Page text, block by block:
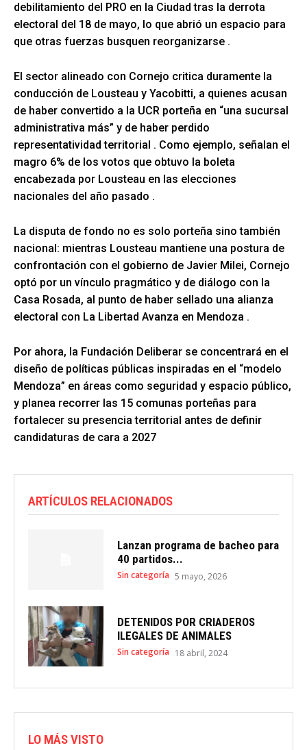
debilitamiento del PRO en la Ciudad tras la derrota
electoral del 18 de mayo, lo que abrió un espacio para
que otras fuerzas busquen reorganizarse .
El sector alineado con Cornejo critica duramente la
conducción de Lousteau y Yacobitti, a quienes acusan
de haber convertido a la UCR porteña en “una sucursal
administrativa más” y de haber perdido
representatividad territorial . Como ejemplo, señalan el
magro 6% de los votos que obtuvo la boleta
encabezada por Lousteau en las elecciones
nacionales del año pasado .
La disputa de fondo no es solo porteña sino también
nacional: mientras Lousteau mantiene una postura de
confrontación con el gobierno de Javier Milei, Cornejo
optó por un vínculo pragmático y de diálogo con la
Casa Rosada, al punto de haber sellado una alianza
electoral con La Libertad Avanza en Mendoza .
Por ahora, la Fundación Deliberar se concentrará en el
diseño de políticas públicas inspiradas en el “modelo
Mendoza” en áreas como seguridad y espacio público,
y planea recorrer las 15 comunas porteñas para
fortalecer su presencia territorial antes de definir
candidaturas de cara a 2027
ARTÍCULOS RELACIONADOS
Lanzan programa de bacheo para
40 partidos...
Sin categoría 5 mayo, 2026
DETENIDOS POR CRIADEROS
ILEGALES DE ANIMALES
Sin categoría 18 abril, 2024
LO MÁS VISTO